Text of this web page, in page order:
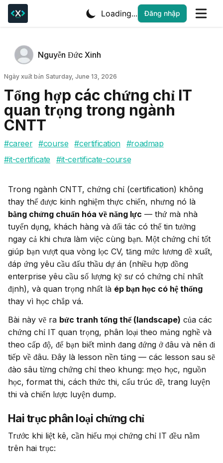
Loading... Đăng nhập
Tác giả
Name
Nguyễn Đức Xinh
Ngày xuất bản
Ngày xuất bản Saturday, June 13, 2026
Tổng hợp các chứng chỉ IT
quan trọng trong ngành
CNTT
#career #course #certification #roadmap
#it-certificate #it-certificate-course
Trong ngành CNTT, chứng chỉ (certification) không
bằng chứng chuẩn hóa về năng lực — thứ mà nhà
tuyển dụng, khách hàng và đối tác có thể tin tưởng
ngay cả khi chưa làm việc cùng bạn. Một chứng chỉ tốt
giúp bạn vượt qua vòng lọc CV, tăng mức lương đề xuất,
đáp ứng yêu cầu đấu thầu dự án (nhiều hợp đồng
enterprise yêu cầu số lượng kỹ sư có chứng chỉ nhất
định), và quan trọng nhất là ép bạn học có hệ thống
thay vì học chắp vá.
Bài này vẽ ra bức tranh tổng thể (landscape) của các
chứng chỉ IT quan trọng, phân loại theo mảng nghề và
theo cấp độ, để bạn biết mình đang đứng ở đâu và nên đi
tiếp về đâu. Đây là lesson nền tảng — các lesson sau sẽ
đào sâu từng chứng chỉ theo khung: mẹo học, nguồn
học, format thi, cách thức thi, cấu trúc đề, trang luyện
thi và chiến lược luyện dump.
Hai trục phân loại chứng chỉ
Trước khi liệt kê, cần hiểu mọi chứng chỉ IT đều nằm
trên hai trục: